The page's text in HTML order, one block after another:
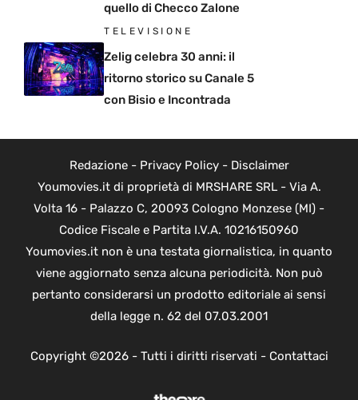
quello di Checco Zalone
TELEVISIONE
Zelig celebra 30 anni: il
ritorno storico su Canale 5
con Bisio e Incontrada
Redazione- Privacy Policy- Disclaimer
Youmovies.it di proprietà di MRSHARE SRL - Via A.
Volta 16 - Palazzo C, 20093 Cologno Monzese (MI) -
Codice Fiscale e Partita I.V.A. 10216150960
Youmovies.it non è una testata giornalistica, in quanto
viene aggiornato senza alcuna periodicità. Non può
pertanto considerarsi un prodotto editoriale ai sensi
della legge n. 62 del 07.03.2001
Copyright ©2026 - Tutti i diritti riservati - Contattaci